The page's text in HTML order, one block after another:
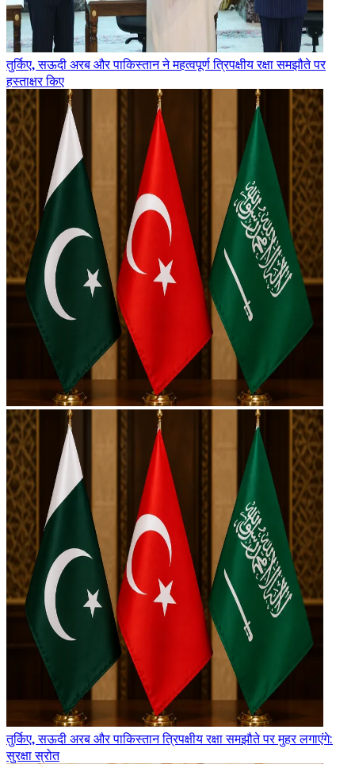
तुर्किए, सऊदी अरब और पाकिस्तान ने महत्वपूर्ण त्रिपक्षीय रक्षा समझौते पर
हस्ताक्षर किए
तुर्किए, सऊदी अरब और पाकिस्तान त्रिपक्षीय रक्षा समझौते पर मुहर लगाएंगे:
सुरक्षा स्रोत